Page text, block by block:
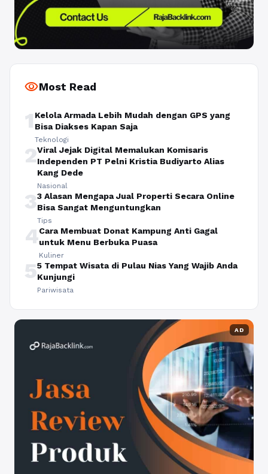
visibilityMost Read
1 Kelola Armada Lebih Mudah dengan GPS yang
Bisa Diakses Kapan Saja
Teknologi
2Viral Jejak Digital Memalukan Komisaris
Independen PT Pelni Kristia Budiyarto Alias
Kang Dede
Nasional
33 Alasan Mengapa Jual Properti Secara Online
Bisa Sangat Menguntungkan
Tips
4Cara Membuat Donat Kampung Anti Gagal
untuk Menu Berbuka Puasa
Kuliner
55 Tempat Wisata di Pulau Nias Yang Wajib Anda
Kunjungi
Pariwisata
AD